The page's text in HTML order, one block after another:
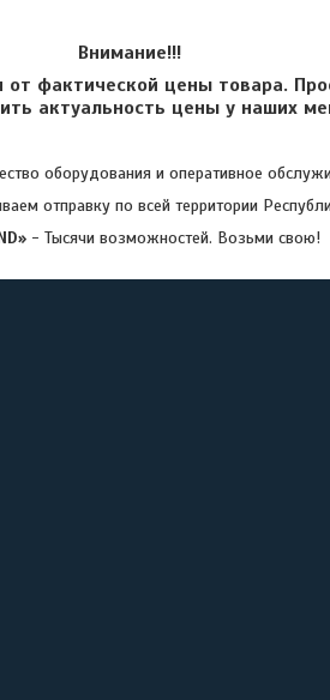
Внимание!!!
от фактической цены товара.
актуальность цены у наших
оборудования и оперативное
отправку по всей территории
- Тысячи возможностей. Возьми свою!